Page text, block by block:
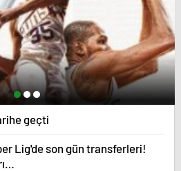
geçti
Lig'de son gün transferleri!